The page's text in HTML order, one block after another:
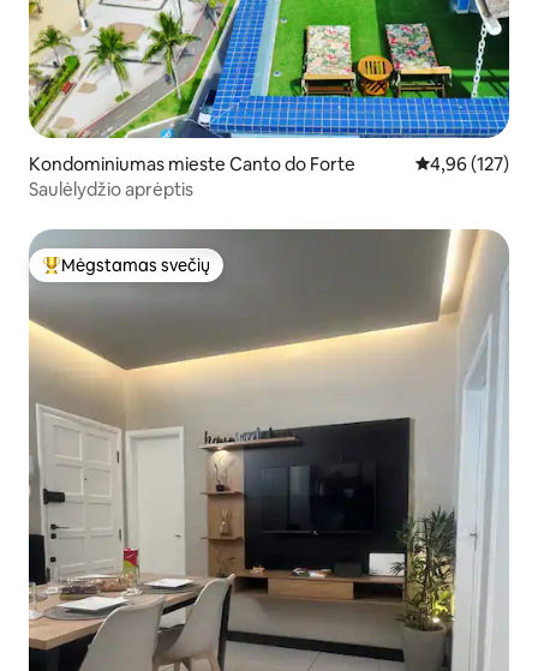
Kondominiumas mieste Canto do Forte Vidutinis
4,96 (127)
Saulėlydžio aprėptis
Svečių mėgstamiausias
Mėgstamas svečių